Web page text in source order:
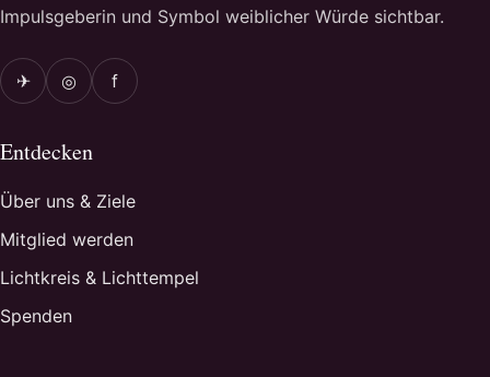
Impulsgeberin und Symbol weiblicher Würde sichtbar.
✈ ◎ f
Entdecken
Über uns & Ziele
Mitglied werden
Lichtkreis & Lichttempel
Spenden